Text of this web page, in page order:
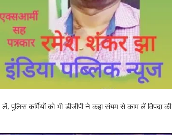
पुलिस कर्मियों को भी डीजीपी ने कहा संयम से काम लें विपदा की